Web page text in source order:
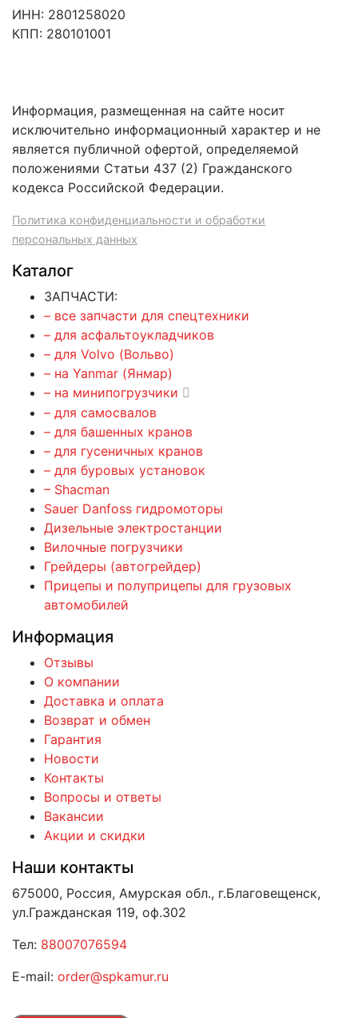
ИНН: 2801258020
КПП: 280101001
Информация, размещенная на сайте носит
исключительно информационный характер и не
является публичной офертой, определяемой
положениями Статьи 437 (2) Гражданского
кодекса Российской Федерации.
Политика конфиденциальности и обработки
персональных данных
Каталог
ЗАПЧАСТИ:
– все запчасти для спецтехники
– для асфальтоукладчиков
– для Volvo (Вольво)
– на Yanmar (Янмар)
– на минипогрузчики
– для самосвалов
– для башенных кранов
– для гусеничных кранов
– для буровых установок
– Shacman
Sauer Danfoss гидромоторы
Дизельные электростанции
Вилочные погрузчики
Грейдеры (автогрейдер)
Прицепы и полуприцепы для грузовых
автомобилей
Информация
Отзывы
О компании
Доставка и оплата
Возврат и обмен
Гарантия
Новости
Контакты
Вопросы и ответы
Вакансии
Акции и скидки
Наши контакты
675000, Россия, Амурская обл., г.Благовещенск,
ул.Гражданская 119, оф.302
Тел: 88007076594
E-mail: order@spkamur.ru